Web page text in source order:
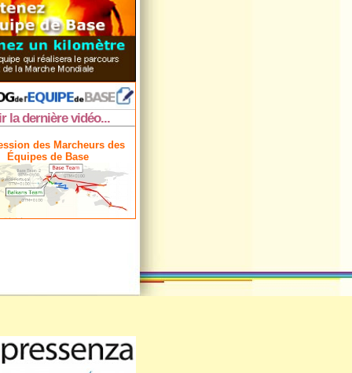
la dernière vidéo...
des Marcheurs des
Équipes de Base